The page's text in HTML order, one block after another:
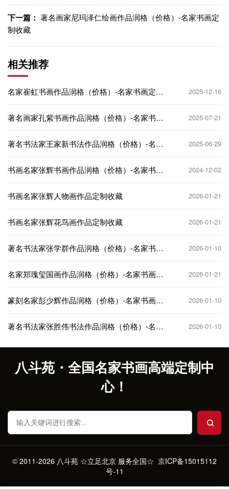
下一篇： 著名画家尼玛泽仁绘画作品润格（价格）-名家书画定
制收藏
相关推荐
名家崔虹书画作品润格（价格）-名家书画定制
2025-12-16
著名画家孔紫书画作品润格（价格）-名家书画
2025-07-21
著名书法家王家新书法作品润格（价格）-名家
2025-06-29
书画名家张辉书画作品润格（价格）-名家书画
2024-12-02
书画名家张辉人物画作品定制收藏 2026-01-21
书画名家张辉花鸟画作品定制收藏 2026-01-21
著名书法家张学群作品润格（价格）-名家书画
2026-01-10
名家郑瑰玺国画作品润格（价格）-名家书画定
2026-01-21
篆刻名家彭少辉作品润格（价格）-名家书画定
2026-01-10
著名书法家张胜伟书法作品润格（价格）-名家
2026-01-10
八斗苑・全国名家书画高端定制中
心！
© 2011-2026 八斗苑 ☆立足北京 服务全国☆ 京ICP备15015112
号-11